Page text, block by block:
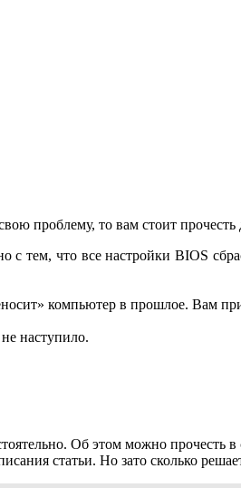
проблему, то вам стоит
тем, что все настройки BIOS
компьютер в прошлое. Вам
наступило.
Об этом можно прочесть в
статьи. Но зато сколько